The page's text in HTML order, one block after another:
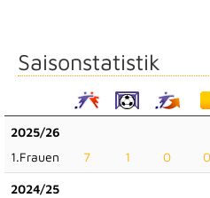
Saisonstatistik
2025/26
1.Frauen
7 1 0 0
2024/25